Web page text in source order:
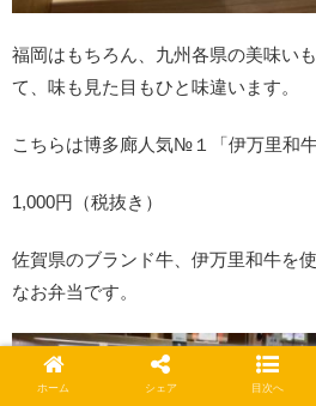
福岡はもちろん、九州各県の美味い
て、味も見た目もひと味違います。
こちらは博多廊人気№１「伊万里和牛
1,000円（税抜き）
佐賀県のブランド牛、伊万里和牛を
なお弁当です。
ホーム シェア 目次へ